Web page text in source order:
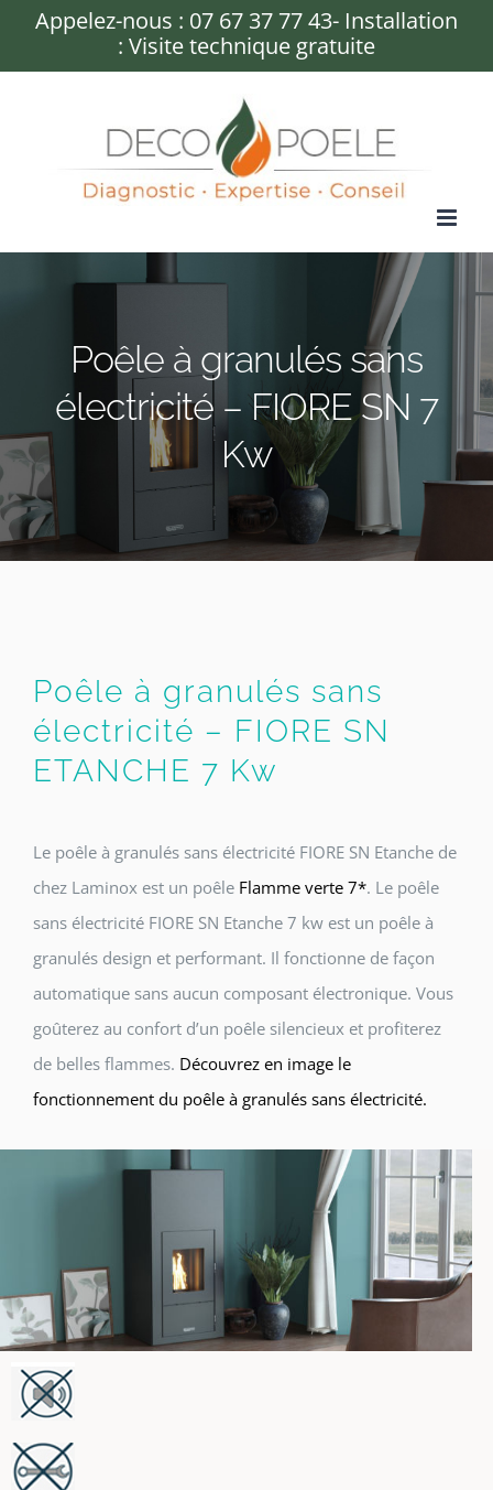
PasserAppelez-nous : 07 67 37 77 43- Installation
: Visite technique gratuite
Poêle à granulés sans
électricité – FIORE SN 7
Kw
Poêle à granulés sans
électricité – FIORE SN
ETANCHE 7 Kw
Le poêle à granulés sans électricité FIORE SN Etanche de
chez Laminox est un poêle Flamme verte 7*. Le poêle
sans électricité FIORE SN Etanche 7 kw est un poêle à
granulés design et performant. Il fonctionne de façon
automatique sans aucun composant électronique. Vous
goûterez au confort d’un poêle silencieux et profiterez
de belles flammes. Découvrez en image le
fonctionnement du poêle à granulés sans électricité.